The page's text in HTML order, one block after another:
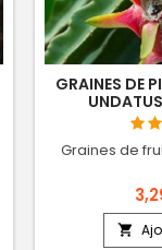
GRAINES DE
Graines de
